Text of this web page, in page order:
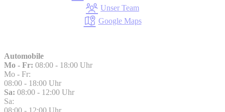
Unser Team
Google Maps
Automobile
Mo - Fr: 08:00 - 18:00 Uhr
Mo - Fr:
08:00 - 18:00 Uhr
Sa: 08:00 - 12:00 Uhr
Sa: